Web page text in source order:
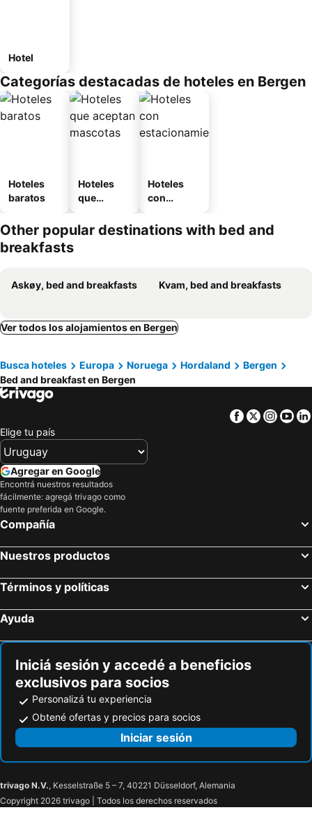
Hotel
Categorías destacadas de hoteles en Bergen
Hoteles
baratos
Hoteles
que
mascotas
Hoteles
con
miento
Other popular destinations with bed and
breakfasts
Askøy, bed and breakfasts Kvam, bed and breakfasts
Ver todos los alojamientos en Bergen
Busca hoteles Europa Noruega Hordaland
Bergen
Bed and breakfast en Bergen
Facebook
Twitter
Elige tu país
Agregar en Google
Encontrá nuestros resultados
fácilmente: agregá trivago como
fuente preferida en Google.
Compañía
Nuestros productos
Términos y políticas
Ayuda
Iniciá sesión y accedé a beneficios
exclusivos para socios
Personalizá tu experiencia
Obtené ofertas y precios para socios
Iniciar sesión
trivago N.V., Kesselstraße 5 – 7, 40221 Düsseldorf, Alemania
Copyright 2026 trivago | Todos los derechos reservados